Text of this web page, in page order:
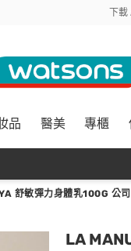
下載
品 醫美 專櫃
舒敏彈力身體乳100G 公
LA